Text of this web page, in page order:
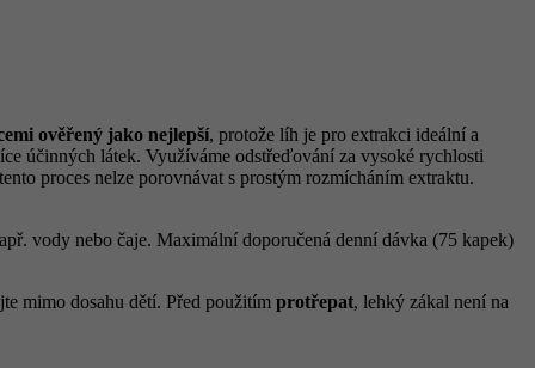
ověřený jako nejlepší, protože líh je pro extrakci ideální a
účinných látek. Využíváme odstřeďování za vysoké rychlosti
proces nelze porovnávat s prostým rozmícháním extraktu.
vody nebo čaje. Maximální doporučená denní dávka (75 kapek)
mimo dosahu dětí. Před použitím protřepat, lehký zákal není na